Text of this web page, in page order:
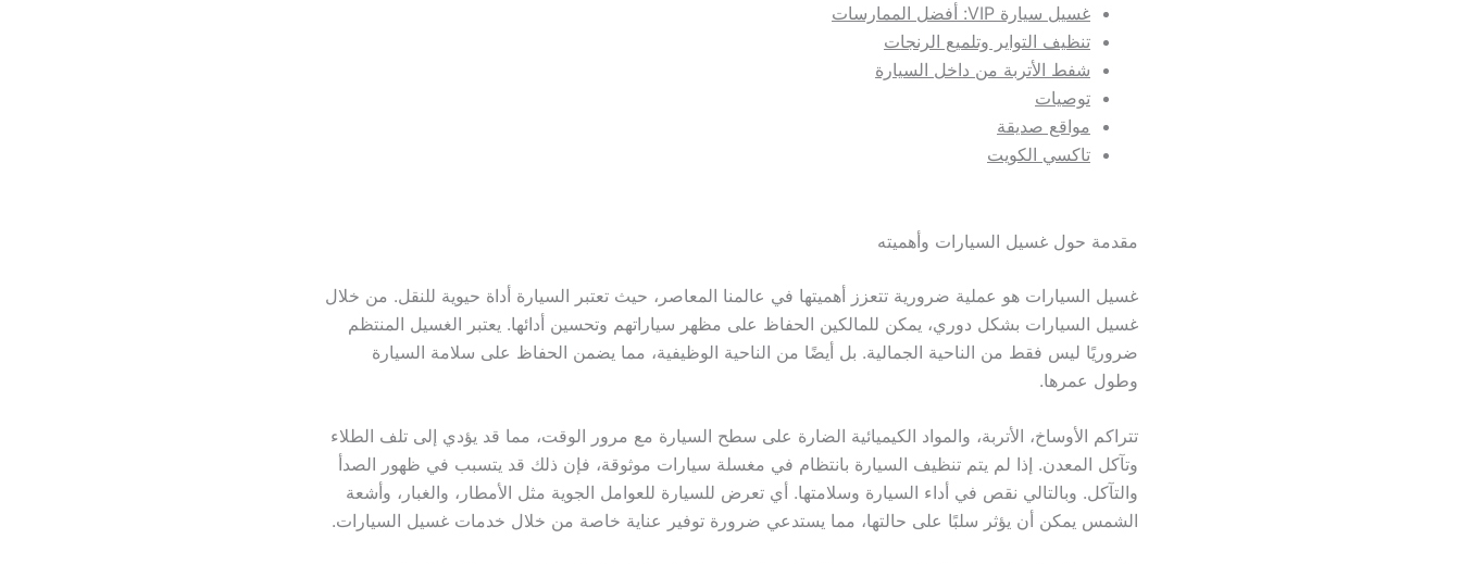
غسيل سيارة VIP: أفضل الممارسات
تنظيف التواير وتلميع الرنجات
شفط الأتربة من داخل السيارة
توصيات
مواقع صديقة
تاكسي الكويت
مقدمة حول غسيل السيارات وأهميته
غسيل السيارات هو عملية ضرورية تتعزز أهميتها في عالمنا المعاصر، حيث تعتبر السيارة أداة حيوية للنقل. من خلال
غسيل السيارات بشكل دوري، يمكن للمالكين الحفاظ على مظهر سياراتهم وتحسين أدائها. يعتبر الغسيل المنتظم
ضروريًا ليس فقط من الناحية الجمالية. بل أيضًا من الناحية الوظيفية، مما يضمن الحفاظ على سلامة السيارة
وطول عمرها.
تتراكم الأوساخ، الأتربة، والمواد الكيميائية الضارة على سطح السيارة مع مرور الوقت، مما قد يؤدي إلى تلف الطلاء
وتآكل المعدن. إذا لم يتم تنظيف السيارة بانتظام في مغسلة سيارات موثوقة، فإن ذلك قد يتسبب في ظهور الصدأ
والتآكل. وبالتالي نقص في أداء السيارة وسلامتها. أي تعرض للسيارة للعوامل الجوية مثل الأمطار، والغبار، وأشعة
الشمس يمكن أن يؤثر سلبًا على حالتها، مما يستدعي ضرورة توفير عناية خاصة من خلال خدمات غسيل السيارات.